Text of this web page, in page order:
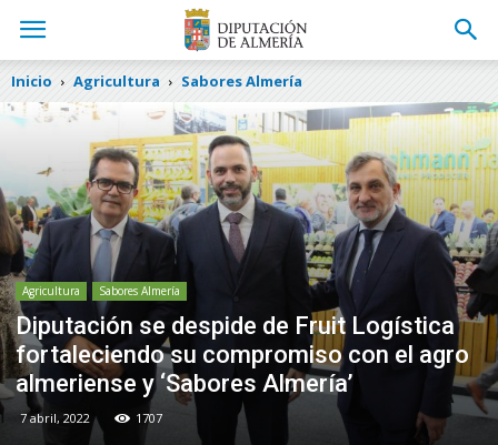
Inicio Agricultura Sabores Almería
Agricultura Sabores Almería
Diputación se despide de Fruit Logística
fortaleciendo su compromiso con el agro
almeriense y ‘Sabores Almería’
7 abril, 2022 1707